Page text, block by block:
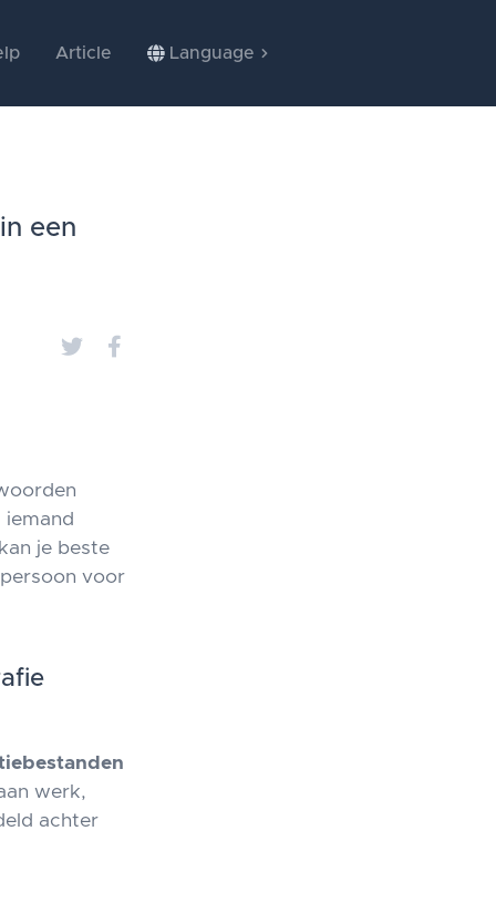
Article Language
een
je beste
voor
werk,
achter